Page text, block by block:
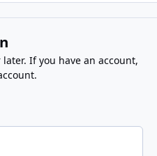
If you have an account,